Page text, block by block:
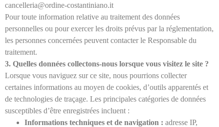
cancelleria@ordine-costantiniano.it
Pour toute information relative au traitement des données
personnelles ou pour exercer les droits prévus par la réglementation,
les personnes concernées peuvent contacter le Responsable du
traitement.
3. Quelles données collectons-nous lorsque vous visitez le site ?
Lorsque vous naviguez sur ce site, nous pourrions collecter
certaines informations au moyen de cookies, d’outils apparentés et
de technologies de traçage. Les principales catégories de données
susceptibles d’être enregistrées incluent :
Informations techniques et de navigation : adresse IP,